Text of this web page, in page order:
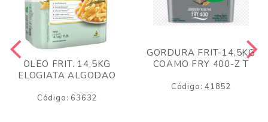
OLEO FRIT. 14,5KG
ELOGIATA ALGODAO
Código: 63632
GORDURA FRIT-14,5KG
COAMO FRY 400-Z T
Código: 41852